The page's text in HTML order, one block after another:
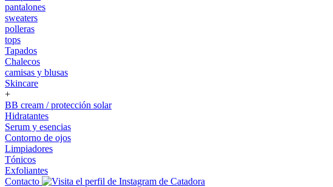
pantalones
sweaters
polleras
tops
Tapados
Chalecos
camisas y blusas
Skincare
+
BB cream / protección solar
Hidratantes
Serum y esencias
Contorno de ojos
Limpiadores
Tónicos
Exfoliantes
Contacto